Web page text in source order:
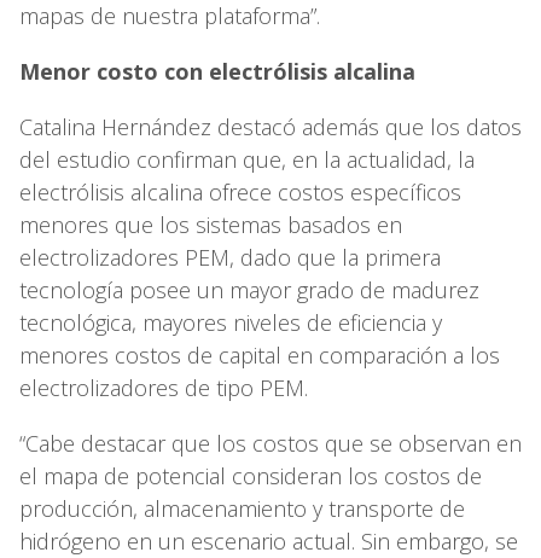
mapas de nuestra plataforma”.
Menor costo con electrólisis alcalina
Catalina Hernández destacó además que los datos
del estudio confirman que, en la actualidad, la
electrólisis alcalina ofrece costos específicos
menores que los sistemas basados en
electrolizadores PEM, dado que la primera
tecnología posee un mayor grado de madurez
tecnológica, mayores niveles de eficiencia y
menores costos de capital en comparación a los
electrolizadores de tipo PEM.
“Cabe destacar que los costos que se observan en
el mapa de potencial consideran los costos de
producción, almacenamiento y transporte de
hidrógeno en un escenario actual. Sin embargo, se